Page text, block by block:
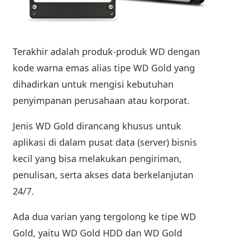
Terakhir adalah produk-produk WD dengan
kode warna emas alias tipe WD Gold yang
dihadirkan untuk mengisi kebutuhan
penyimpanan perusahaan atau korporat.
Jenis WD Gold dirancang khusus untuk
aplikasi di dalam pusat data (server) bisnis
kecil yang bisa melakukan pengiriman,
penulisan, serta akses data berkelanjutan
24/7.
Ada dua varian yang tergolong ke tipe WD
Gold, yaitu WD Gold HDD dan WD Gold